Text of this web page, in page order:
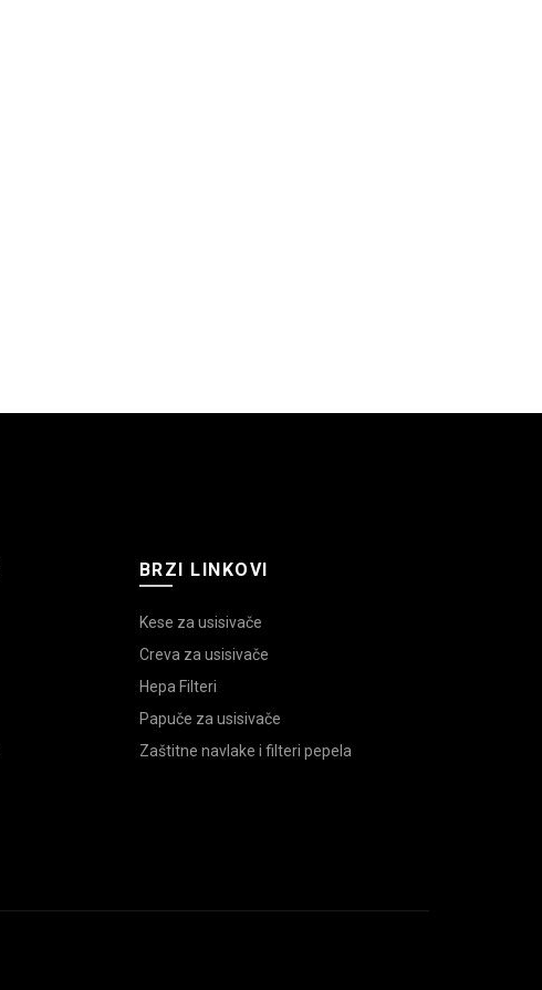
BRZI LINKOVI
Kese za usisivače
Creva za usisivače
Hepa Filteri
Papuče za usisivače
Zaštitne navlake i filteri pepela